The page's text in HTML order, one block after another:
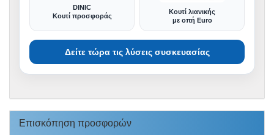
DINIC
Κουτί προσφοράς
Κουτί λιανικής
με οπή Euro
Δείτε τώρα τις λύσεις συσκευασίας
Επισκόπηση προσφορών